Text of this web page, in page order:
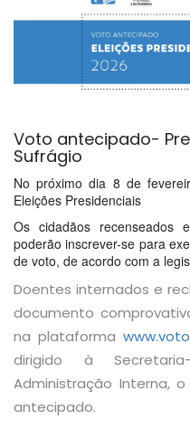
Voto antecipado-
Sufrágio
No próximo dia 8 de
Eleições Presidenciais
Os cidadãos recenseados
poderão inscrever-se para
de voto, de acordo com a
Doentes internados e
documento
na plataforma
dirigido à
Administração Interna,
antecipado.